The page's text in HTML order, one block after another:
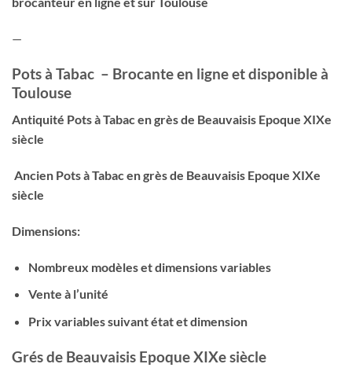
—
Pots à Tabac – Brocante en ligne et disponible à
Toulouse
Antiquité Pots à Tabac en grès de Beauvaisis Epoque XIXe
siècle
Ancien Pots à Tabac en grès de Beauvaisis Epoque XIXe
siècle
Dimensions:
Nombreux modèles et dimensions variables
Vente à l’unité
Prix variables suivant état et dimension
Grés de Beauvaisis Epoque XIXe siècle